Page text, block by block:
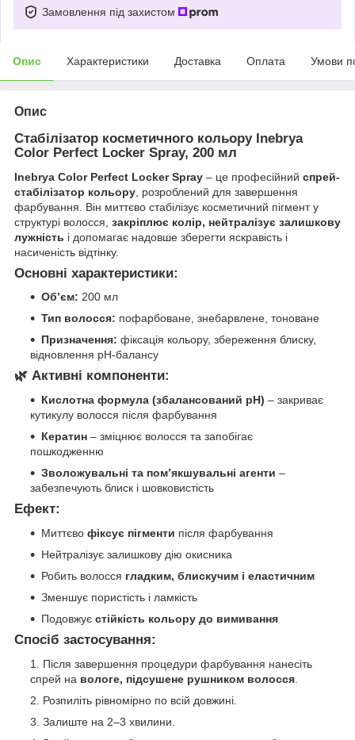
Замовлення під захистом
Опис Характеристики Доставка Оплата Умови
Опис
Стабілізатор косметичного кольору Inebrya
Color Perfect Locker Spray, 200 мл
Inebrya Color Perfect Locker Spray – це професійний спрей-
стабілізатор кольору , розроблений для завершення
фарбування. Він миттєво стабілізує косметичний пігмент у
структурі волосся, закріплює колір, нейтралізує залишкову
лужність і допомагає надовше зберегти яскравість і
насиченість відтінку.
Основні характеристики:
Обʼєм: 200 мл
Тип волосся: пофарбоване, знебарвлене, тоноване
Призначення: фіксація кольору, збереження блиску,
відновлення pH-балансу
🌿 Активні компоненти:
Кислотна формула (збалансований pH) – закриває
кутикулу волосся після фарбування
Кератин – зміцнює волосся та запобігає
пошкодженню
Зволожувальні та пом’якшувальні агенти –
забезпечують блиск і шовковистість
Ефект:
Миттєво фіксує пігменти після фарбування
Нейтралізує залишкову дію окисника
Робить волосся гладким, блискучим і еластичним
Зменшує пористість і ламкість
Подовжує стійкість кольору до вимивання
Спосіб застосування:
Після завершення процедури фарбування нанесіть
спрей на вологе, підсушене рушником волосся
Розпиліть рівномірно по всій довжині.
Залиште на 2–3 хвилини.